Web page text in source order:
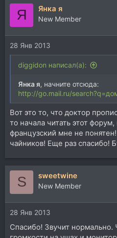
Я Янка я
New Member
28 Янв 2013
diggidon написал(а):
Янка я, начните отсюда:
http://go.mail.ru/
Вот это то, что доктор
то начала читать этот
французский мне не
чайников! Еще раз спасибо!
S sweetwine
New Member
28 Янв 2013
Спасибо! Звучит нормально.